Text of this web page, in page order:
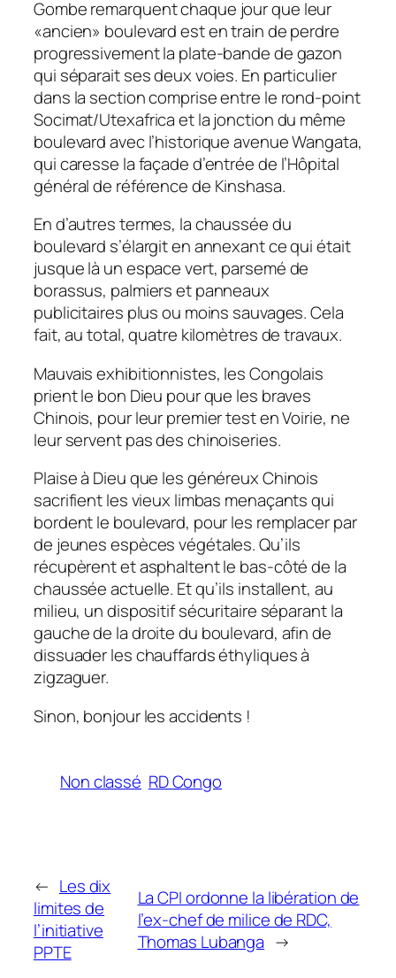
Gombe remarquent chaque jour que leur
«ancien» boulevard est en train de perdre
progressivement la plate-bande de gazon
qui séparait ses deux voies. En particulier
dans la section comprise entre le rond-point
Socimat/Utexafrica et la jonction du même
boulevard avec l’historique avenue Wangata,
qui caresse la façade d’entrée de l’Hôpital
général de référence de Kinshasa.
En d’autres termes, la chaussée du
boulevard s’élargit en annexant ce qui était
jusque là un espace vert, parsemé de
borassus, palmiers et panneaux
publicitaires plus ou moins sauvages. Cela
fait, au total, quatre kilomètres de travaux.
Mauvais exhibitionnistes, les Congolais
prient le bon Dieu pour que les braves
Chinois, pour leur premier test en Voirie, ne
leur servent pas des chinoiseries.
Plaise à Dieu que les généreux Chinois
sacrifient les vieux limbas menaçants qui
bordent le boulevard, pour les remplacer par
de jeunes espèces végétales. Qu’ils
récupèrent et asphaltent le bas-côté de la
chaussée actuelle. Et qu’ils installent, au
milieu, un dispositif sécuritaire séparant la
gauche de la droite du boulevard, afin de
dissuader les chauffards éthyliques à
zigzaguer.
Sinon, bonjour les accidents !
Non classé RD Congo
← Les dix
limites de
l’initiative
PPTE
La CPI ordonne la libération de
l’ex-chef de milice de RDC,
Thomas Lubanga →